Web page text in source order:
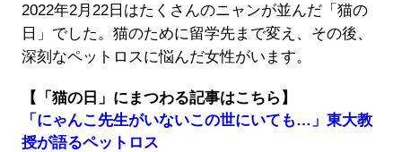
2022年2月22日はたくさんのニャンが並んだ「猫の
日」でした。猫のために留学先まで変え、その後、
深刻なペットロスに悩んだ女性がいます。
【「猫の日」にまつわる記事はこちら】
「にゃんこ先生がいないこの世にいても…」東大教
授が語るペットロス